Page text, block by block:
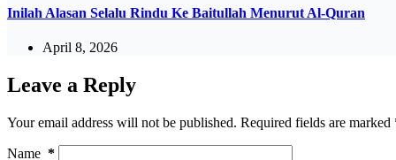
Inilah Alasan Selalu Rindu Ke Baitullah Menurut Al-Quran
April 8, 2026
Leave a Reply
Your email address will not be published. Required fields are marked
Name *